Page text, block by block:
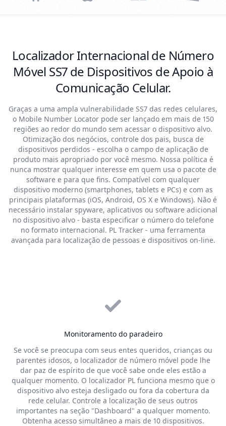
Localizador Internacional de Número
Móvel SS7 de Dispositivos de Apoio à
Comunicação Celular.
Graças a uma ampla vulnerabilidade SS7 das redes celulares,
o Mobile Number Locator pode ser lançado em mais de 150
regiões ao redor do mundo sem acessar o dispositivo alvo.
Otimização dos negócios, controle dos pais, busca de
dispositivos perdidos - escolha o campo de aplicação de
produto mais apropriado por você mesmo. Nossa política é
nunca mostrar qualquer interesse em quem usa o pacote de
software e para que fins. Compatível com qualquer
dispositivo moderno (smartphones, tablets e PCs) e com as
principais plataformas (iOS, Android, OS X e Windows). Não é
necessário instalar spyware, aplicativos ou software adicional
no dispositivo alvo - basta especificar o número do telefone
no formato internacional. PL Tracker - uma ferramenta
avançada para localização de pessoas e dispositivos on-line.
Monitoramento do paradeiro
Se você se preocupa com seus entes queridos, crianças ou
parentes idosos, o localizador de número móvel pode lhe
dar paz de espírito de que você sabe onde eles estão a
qualquer momento. O localizador PL funciona mesmo que o
dispositivo alvo esteja desligado ou fora da cobertura da
rede celular. Controle a localização de seus outros
importantes na seção "Dashboard" a qualquer momento.
Obtenha acesso simultâneo a mais de 10 dispositivos.